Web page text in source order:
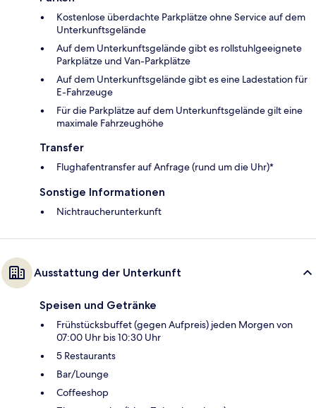
Kostenlose überdachte Parkplätze ohne Service auf dem
Unterkunftsgelände
Auf dem Unterkunftsgelände gibt es rollstuhlgeeignete
Parkplätze und Van-Parkplätze
Auf dem Unterkunftsgelände gibt es eine Ladestation für
E-Fahrzeuge
Für die Parkplätze auf dem Unterkunftsgelände gilt eine
maximale Fahrzeughöhe
Transfer
Flughafentransfer auf Anfrage (rund um die Uhr)*
Sonstige Informationen
Nichtraucherunterkunft
Ausstattung der Unterkunft
Speisen und Getränke
Frühstücksbuffet (gegen Aufpreis) jeden Morgen von
07:00 Uhr bis 10:30 Uhr
5 Restaurants
Bar/Lounge
Coffeeshop